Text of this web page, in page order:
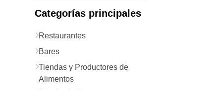
Categorías principales
Restaurantes
Bares
Tiendas y Productores de
Alimentos